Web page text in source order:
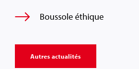
Boussole éthique
Autres actualités